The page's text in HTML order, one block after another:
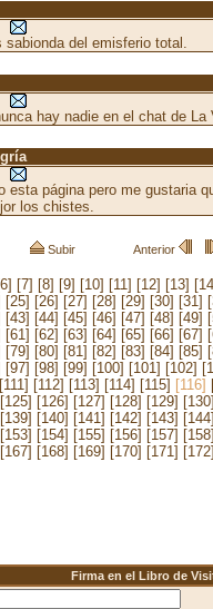
sabionda del emisferio total.
hay nadie en el chat de La
esta página pero me gustaria
los chistes.
Subir Anterior
[7] [8] [9] [10] [11] [12] [13]
[25] [26] [27] [28] [29] [30] [31]
[43] [44] [45] [46] [47] [48] [49]
[61] [62] [63] [64] [65] [66] [67]
[79] [80] [81] [82] [83] [84] [85]
[97] [98] [99] [100] [101] [102]
[111] [112] [113] [114] [115] [116]
[125] [126] [127] [128] [129]
[139] [140] [141] [142] [143]
[153] [154] [155] [156] [157]
[167] [168] [169] [170] [171]
Firma en el Libro de